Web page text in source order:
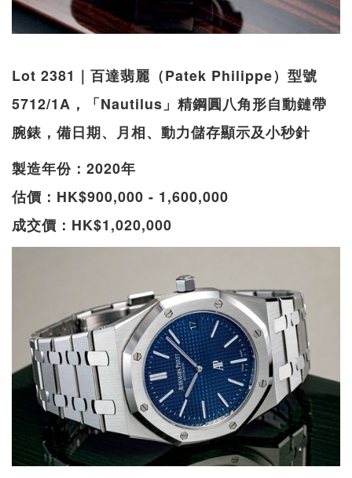
Lot 2381｜百達翡麗（Patek Philippe）型號
5712/1A，「Nautilus」精鋼圓八角形自動鏈帶
腕錶，備日期、月相、動力儲存顯示及小秒針
製造年份：2020年
估價：HK$900,000 - 1,600,000
成交價：HK$1,020,000